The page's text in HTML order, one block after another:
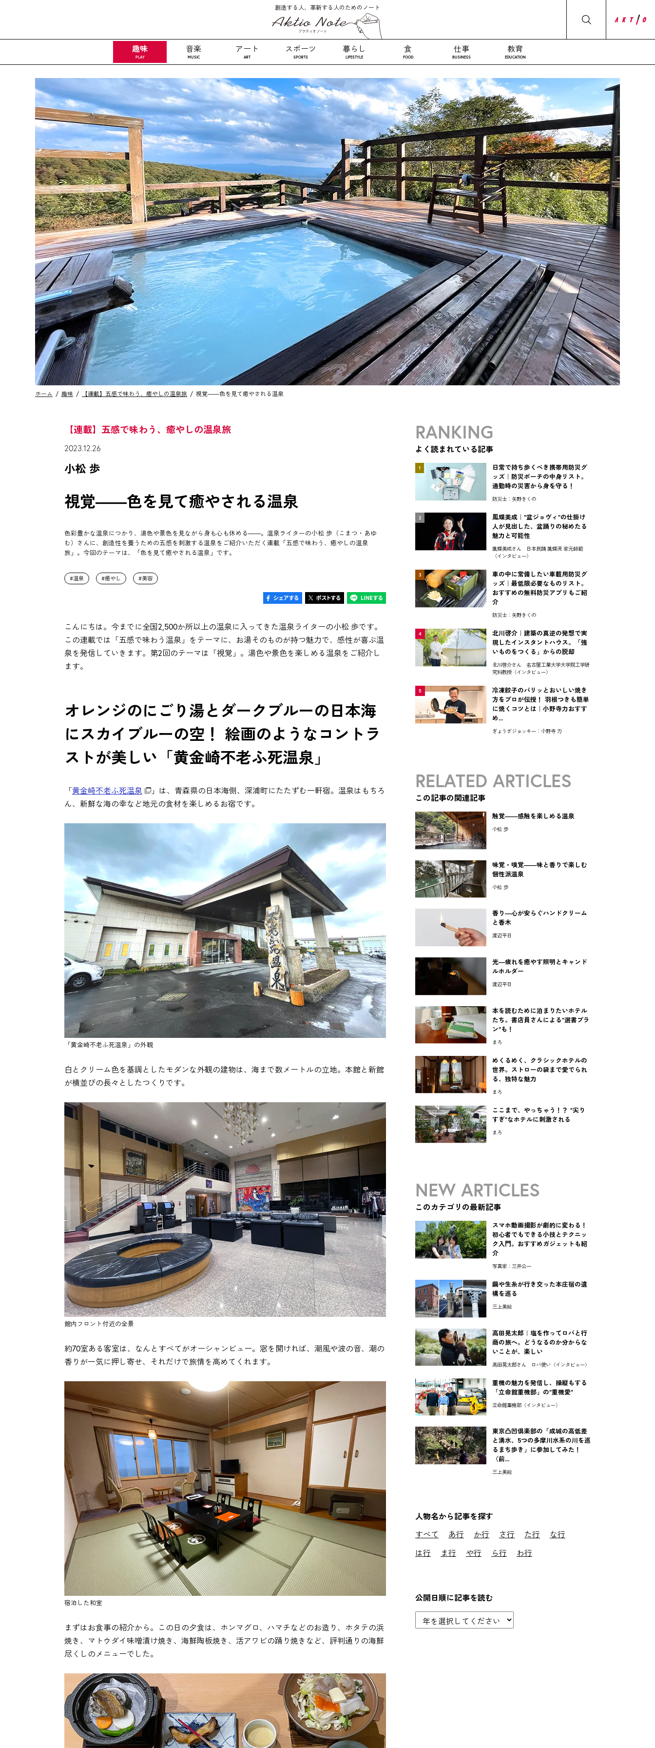
創造する人、革新する人のためのノート
趣味
PLAY
音楽
MUSIC
アート
ART
スポーツ
SPORTS
暮らし
LIFESTYLE
食
FOOD
仕事
BUSINESS
教育
EDUCATION
ホーム 趣味 【連載】五感で味わう、癒やしの温泉旅 視覚――色を見て癒やされる温泉
【連載】五感で味わう、癒やしの温泉旅
2023.12.26
小松 歩
視覚――色を見て癒やされる温泉
色彩豊かな温泉につかり、湯色や景色を見ながら身も心も休める――。温泉ライターの小松 歩（こまつ・あゆ
む）さんに、創造性を養うための五感を刺激する温泉をご紹介いただく連載「五感で味わう、癒やしの温泉
旅」。今回のテーマは、「色を見て癒やされる温泉」です。
温泉 癒やし 美容
こんにちは。今までに全国2,500か所以上の温泉に入ってきた温泉ライターの小松 歩です。
この連載では「五感で味わう温泉」をテーマに、お湯そのものが持つ魅力で、感性が喜ぶ温
泉を発信していきます。第2回のテーマは「視覚」。湯色や景色を楽しめる温泉をご紹介し
ます。
オレンジのにごり湯とダークブルーの日本海
にスカイブルーの空！ 絵画のようなコントラ
ストが美しい「黄金崎不老ふ死温泉」
「黄金崎不老ふ死温泉
」は、青森県の日本海側、深浦町にたたずむ一軒宿。温泉はもちろ
ん、新鮮な海の幸など地元の食材を楽しめるお宿です。
「黄金崎不老ふ死温泉」の外観
白とクリーム色を基調としたモダンな外観の建物は、海まで数メートルの立地。本館と新館
が横並びの長々としたつくりです。
館内フロント付近の全景
約70室ある客室は、なんとすべてがオーシャンビュー。窓を開ければ、潮風や波の音、潮の
香りが一気に押し寄せ、それだけで旅情を高めてくれます。
宿泊した和室
まずはお食事の紹介から。この日の夕食は、ホンマグロ、ハマチなどのお造り、ホタテの浜
焼き、マトウダイ味噌漬け焼き、海鮮陶板焼き、活アワビの踊り焼きなど、評判通りの海鮮
尽くしのメニューでした。
RANKING
よく読まれている記事
1
日常で持ち歩くべき携帯用防災グ
ッズ｜防災ポーチの中身リスト。
通勤時の災害から身を守る！
防災士：矢野きくの
2
鳳蝶美成｜"盆ジョヴィ"の仕掛け
人が見出した、盆踊りの秘めたる
魅力と可能性
鳳蝶美成さん 日本民踊 鳳蝶流 家元師範
〈インタビュー〉
3
車の中に常備したい車載用防災グ
ッズ｜最低限必要なものリスト。
おすすめの無料防災アプリもご紹
介
防災士：矢野きくの
4
北川啓介｜建築の真逆の発想で実
現したインスタントハウス。「強
いものをつくる」からの脱却
北川啓介さん 名古屋工業大学大学院工学研
究科教授〈インタビュー〉
5
冷凍餃子のパリッとおいしい焼き
方をプロが伝授！ 羽根つきも簡単
に焼くコツとは｜小野寺力おすす
め...
ぎょうざジョッキー：小野寺 力
RELATED ARTICLES
この記事の関連記事
触覚――感触を楽しめる温泉
小松 歩
味覚・嗅覚――味と香りで楽しむ
個性派温泉
小松 歩
香り―心が安らぐハンドクリーム
と香木
渡辺平日
光―疲れを癒やす照明とキャンド
ルホルダー
渡辺平日
本を読むために泊まりたいホテル
たち。書店員さんによる"選書プラ
ン"も！
まろ
めくるめく、クラシックホテルの
世界。ストローの袋まで愛でられ
る、独特な魅力
まろ
ここまで、やっちゃう！？ "尖り
すぎ"なホテルに刺激される
まろ
NEW ARTICLES
このカテゴリの最新記事
スマホ動画撮影が劇的に変わる！
初心者でもできる小技とテクニッ
ク入門。おすすめガジェットも紹
介
写真家：三井公一
繭や生糸が行き交った本庄宿の遺
構を巡る
三上美絵
高田晃太郎｜塩を作ってロバと行
商の旅へ。どうなるのか分からな
いことが、楽しい
高田晃太郎さん ロバ使い〈インタビュー〉
重機の魅力を発信し、操縦もする
「立命館重機部」の"重機愛"
立命館重機部〈インタビュー〉
東京凸凹倶楽部の「成城の高低差
と湧水、5つの多摩川水系の川を巡
るまち歩き」に参加してみた！
〈前...
三上美絵
人物名から記事を探す
すべて
あ行 か行 さ行 た行
な行
は行
ま行 や行 ら行 わ行
公開日順に記事を読む